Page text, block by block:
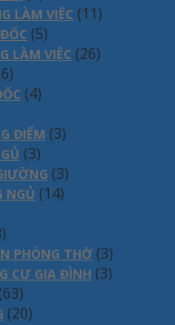
LÀM VIỆC (11)
(5)
LÀM VIỆC (26)
(4)
ĐIỂM (3)
(3)
(3)
NGỦ (14)
PHÒNG THỜ (3)
CƯ GIA ĐÌNH (3)
(63)
(20)